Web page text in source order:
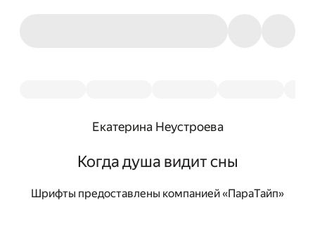
Екатерина Неустроева
Когда душа видит сны
Шрифты предоставлены компанией «ПараТайп»